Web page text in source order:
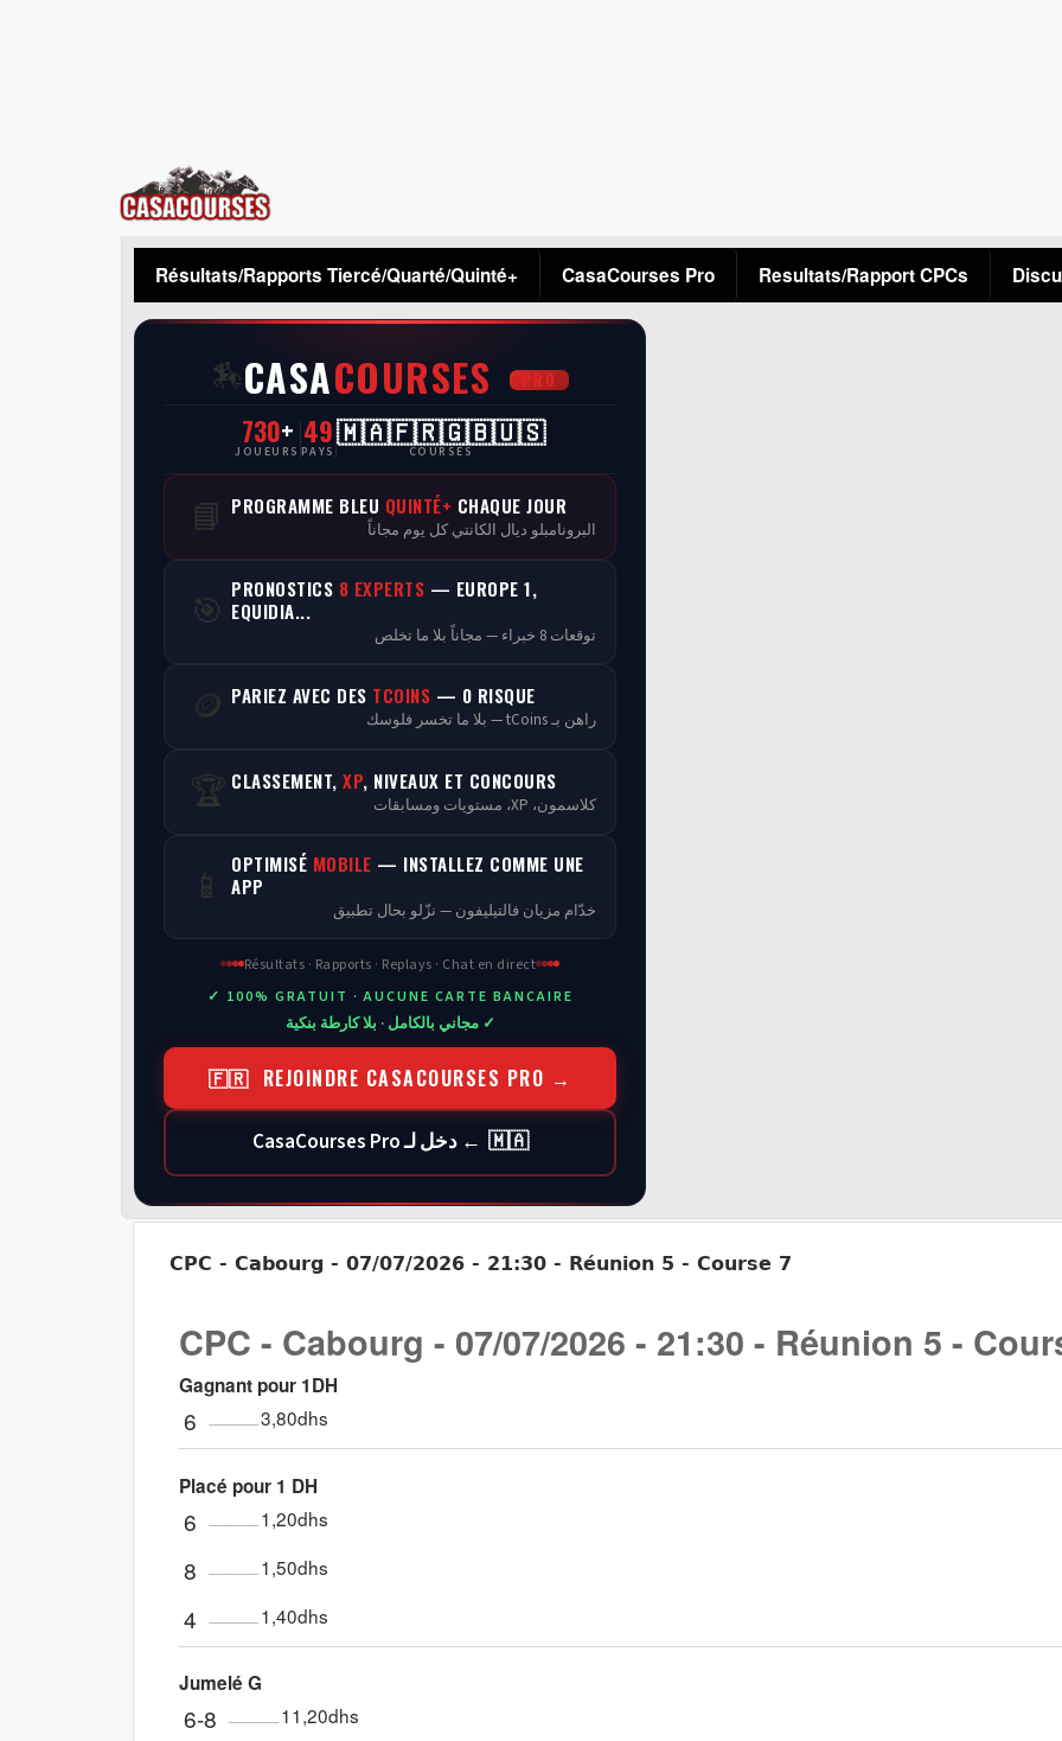
CasaCourses
Résultats/Rapports Tiercé/Quarté/Quinté+ CasaCourses Pro Resultats/Rapport CPCs
🏇CASACOURSES PRO
730+
JOUEURS
49
PAYS
🇲🇦🇫🇷🇬🇧🇺🇸
COURSES
📘 PROGRAMME BLEU QUINTÉ+ CHAQUE JOUR
البرونامبلو ديال الكانتي كل يوم مجاناً
🎯 PRONOSTICS 8 EXPERTS — EUROPE 1,
EQUIDIA...
توقعات 8 خبراء — مجاناً بلا ما تخلص
🪙 PARIEZ AVEC DES TCOINS — 0 RISQUE
راهن بـ tCoins — بلا ما تخسر فلوسك
🏆 CLASSEMENT, XP, NIVEAUX ET CONCOURS
كلاسمون، XP، مستويات ومسابقات
📱 OPTIMISÉ MOBILE — INSTALLEZ COMME UNE
APP
خدّام مزيان فالتيليفون — نزّلو بحال تطبيق
Résultats · Rapports · Replays · Chat en direct
✓ 100% GRATUIT · AUCUNE CARTE BANCAIRE
✓ مجاني بالكامل · بلا كارطة بنكية
🇫🇷 REJOINDRE CASACOURSES PRO →
🇲🇦 ← دخل لـ CasaCourses Pro
CPC - Cabourg - 07/07/2026 - 21:30 - Réunion 5 - Course 7
CPC - Cabourg - 07/07/2026 - 21:30 - Réunion 5 -
Gagnant pour 1DH
6 3,80dhs
Placé pour 1 DH
6 1,20dhs
8 1,50dhs
4 1,40dhs
Jumelé G
6-8 11,20dhs